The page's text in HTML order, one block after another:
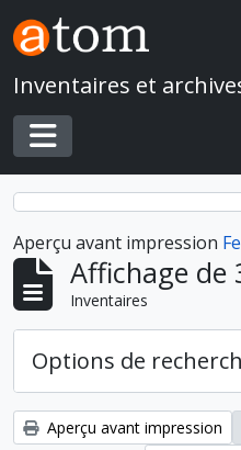
Skip to main content
Inventaires et
Toggle navigation
Aperçu avant impression
Affichage de
Inventaires
Options de
Aperçu avant impression